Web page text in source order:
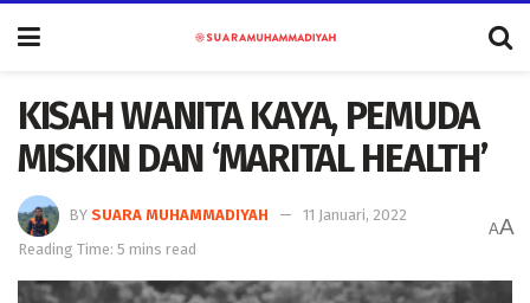
KISAH WANITA KAYA, PEMUDA
MISKIN DAN ‘MARITAL HEALTH’
BY SUARA MUHAMMADIYAH
11 Januari, 2022
Reading Time: 5 mins read
AA